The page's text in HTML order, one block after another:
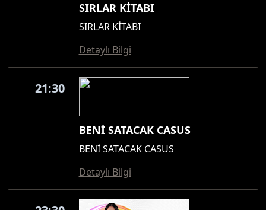
SIRLAR KİTABI
SIRLAR KİTABI
Detaylı Bilgi
21:30
BENİ SATACAK CASUS
BENİ SATACAK CASUS
Detaylı Bilgi